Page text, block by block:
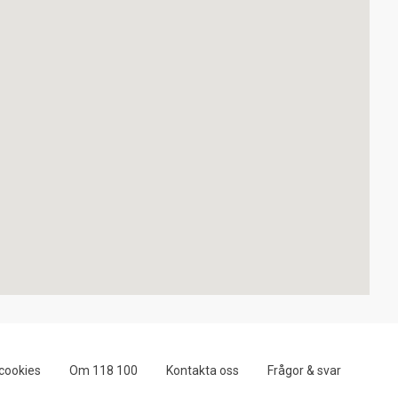
Om 118 100 Kontakta oss Frågor & svar